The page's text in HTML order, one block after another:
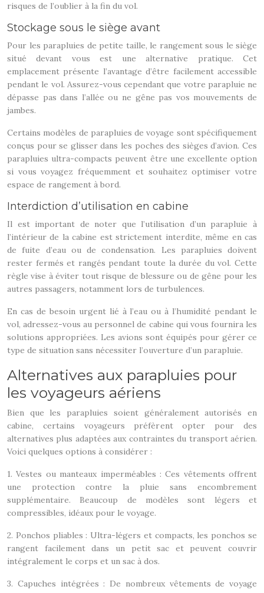
risques de l’oublier à la fin du vol.
Stockage sous le siège avant
Pour les parapluies de petite taille, le rangement sous le siège
situé devant vous est une alternative pratique. Cet
emplacement présente l’avantage d’être facilement accessible
pendant le vol. Assurez-vous cependant que votre parapluie ne
dépasse pas dans l’allée ou ne gêne pas vos mouvements de
jambes.
Certains modèles de parapluies de voyage sont spécifiquement
conçus pour se glisser dans les poches des sièges d’avion. Ces
parapluies ultra-compacts peuvent être une excellente option
si vous voyagez fréquemment et souhaitez optimiser votre
espace de rangement à bord.
Interdiction d’utilisation en cabine
Il est important de noter que l’utilisation d’un parapluie à
l’intérieur de la cabine est strictement interdite, même en cas
de fuite d’eau ou de condensation. Les parapluies doivent
rester fermés et rangés pendant toute la durée du vol. Cette
règle vise à éviter tout risque de blessure ou de gêne pour les
autres passagers, notamment lors de turbulences.
En cas de besoin urgent lié à l’eau ou à l’humidité pendant le
vol, adressez-vous au personnel de cabine qui vous fournira les
solutions appropriées. Les avions sont équipés pour gérer ce
type de situation sans nécessiter l’ouverture d’un parapluie.
Alternatives aux parapluies pour
les voyageurs aériens
Bien que les parapluies soient généralement autorisés en
cabine, certains voyageurs préfèrent opter pour des
alternatives plus adaptées aux contraintes du transport aérien.
Voici quelques options à considérer :
1. Vestes ou manteaux imperméables : Ces vêtements offrent
une protection contre la pluie sans encombrement
supplémentaire. Beaucoup de modèles sont légers et
compressibles, idéaux pour le voyage.
2. Ponchos pliables : Ultra-légers et compacts, les ponchos se
rangent facilement dans un petit sac et peuvent couvrir
intégralement le corps et un sac à dos.
3. Capuches intégrées : De nombreux vêtements de voyage